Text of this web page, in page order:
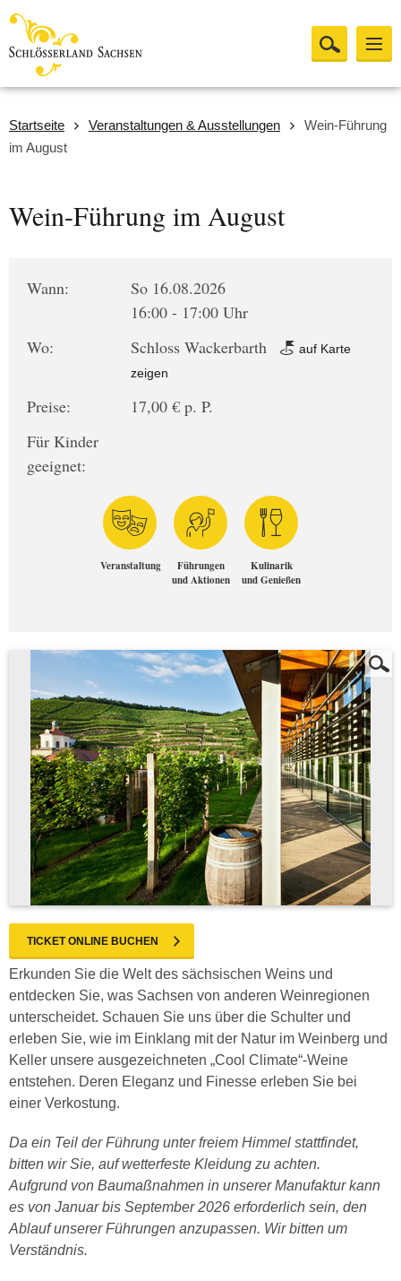
Startseite Veranstaltungen & Ausstellungen
Wein-Führung
im August
Wein-Führung im August
Wann:
So 16.08.2026
16:00 - 17:00 Uhr
Wo:
Schloss Wackerbarth
auf Karte
zeigen
Preise:
17,00 € p. P.
Für Kinder
geeignet:
Veranstaltung
Führungen
und Aktionen
Kulinarik
und Genießen
TICKET ONLINE BUCHEN
Erkunden Sie die Welt des sächsischen Weins und
entdecken Sie, was Sachsen von anderen Weinregionen
unterscheidet. Schauen Sie uns über die Schulter und
erleben Sie, wie im Einklang mit der Natur im Weinberg und
Keller unsere ausgezeichneten „Cool Climate“-Weine
entstehen. Deren Eleganz und Finesse erleben Sie bei
einer Verkostung.
Da ein Teil der Führung unter freiem Himmel stattfindet,
bitten wir Sie, auf wetterfeste Kleidung zu achten.
Aufgrund von Baumaßnahmen in unserer Manufaktur kann
es von Januar bis September 2026 erforderlich sein, den
Ablauf unserer Führungen anzupassen. Wir bitten um
Verständnis.